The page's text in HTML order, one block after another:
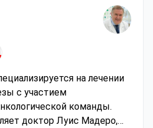
на лечении
с участием
команды.
доктор Луис Мадеро,